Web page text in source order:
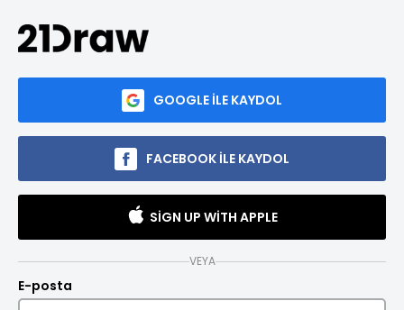
GOOGLE ILE KAYDOL
FACEBOOK ILE KAYDOL
SIGN UP WITH APPLE
VEYA
E-posta